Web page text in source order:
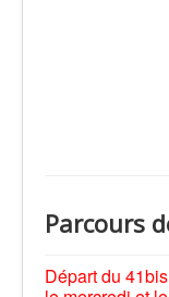
Parcours
Départ du